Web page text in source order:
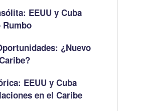
EEUU y Cuba
Rumbo
¿Nuevo
EEUU y Cuba
en el Caribe